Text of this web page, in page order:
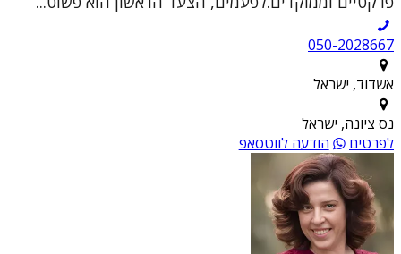
050-2028667
אשדוד, ישראל
נס ציונה, ישראל
לפרטים
הודעה לווטסאפ